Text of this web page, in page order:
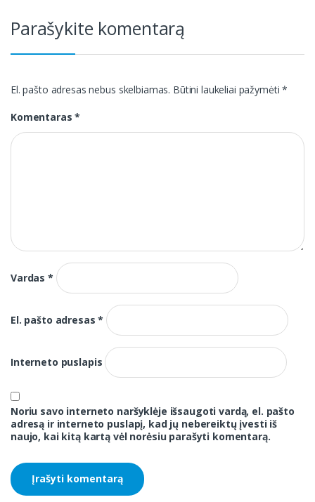
Parašykite komentarą
El. pašto adresas nebus skelbiamas. Būtini laukeliai pažymėti*
Komentaras*
Vardas*
El. pašto adresas*
Interneto puslapis
Noriu savo interneto naršyklėje išsaugoti vardą, el. pašto
adresą ir interneto puslapį, kad jų nebereiktų įvesti iš
naujo, kai kitą kartą vėl norėsiu parašyti komentarą.